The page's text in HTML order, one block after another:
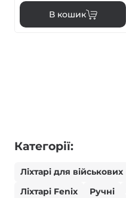
В кошик
Категорії:
Ліхтарі для військових
Ліхтарі Fenix
Ручні